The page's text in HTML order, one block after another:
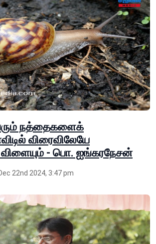
நத்தைகளைக்
விரைவிலேயே
விளையும் - பொ. ஐங்கரநேசன்
22nd 2024, 3:47 pm